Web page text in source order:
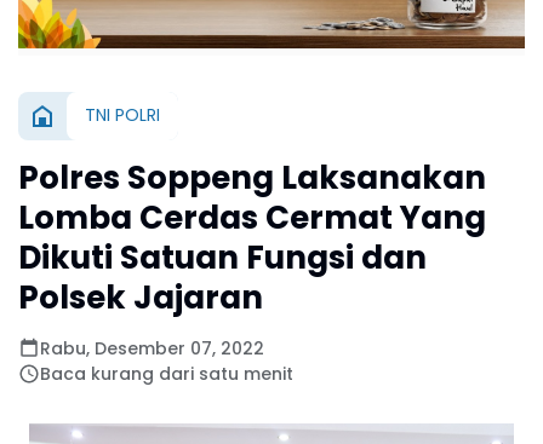
TNI POLRI
Polres Soppeng Laksanakan
Lomba Cerdas Cermat Yang
Dikuti Satuan Fungsi dan
Polsek Jajaran
Rabu, Desember 07, 2022
Baca kurang dari satu menit